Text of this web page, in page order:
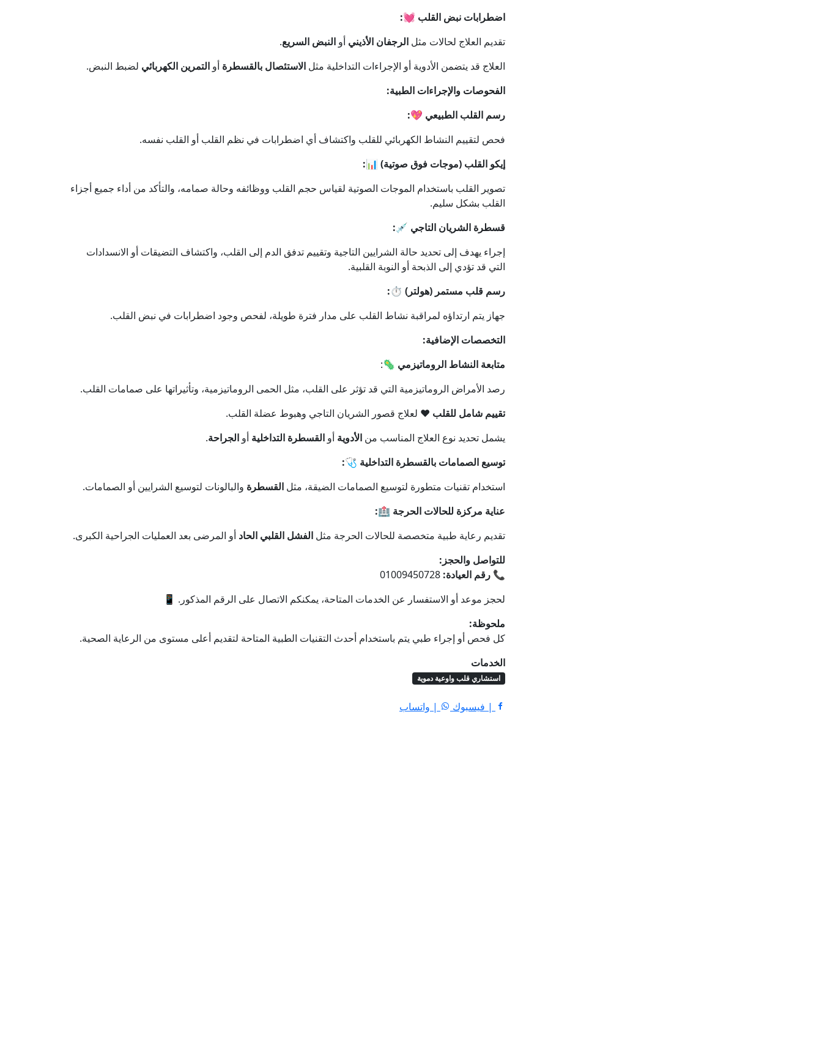
اضطرابات نبض القلب 💓:
تقديم العلاج لحالات مثل الرجفان الأذيني أو النبض السريع.
العلاج قد يتضمن الأدوية أو الإجراءات التداخلية مثل الاستئصال بالقسطرة أو التمرين الكهربائي لضبط النبض.
الفحوصات والإجراءات الطبية:
رسم القلب الطبيعي 💖:
فحص لتقييم النشاط الكهربائي للقلب واكتشاف أي اضطرابات في نظم القلب أو القلب نفسه.
إيكو القلب (موجات فوق صوتية) 📊:
تصوير القلب باستخدام الموجات الصوتية لقياس حجم القلب ووظائفه وحالة صمامه، والتأكد من أداء جميع أجزاء
القلب بشكل سليم.
قسطرة الشريان التاجي 💉:
إجراء يهدف إلى تحديد حالة الشرايين التاجية وتقييم تدفق الدم إلى القلب، واكتشاف التضيقات أو الانسدادات
التي قد تؤدي إلى الذبحة أو النوبة القلبية.
رسم قلب مستمر (هولتر) ⏱️:
جهاز يتم ارتداؤه لمراقبة نشاط القلب على مدار فترة طويلة، لفحص وجود اضطرابات في نبض القلب.
التخصصات الإضافية:
متابعة النشاط الروماتيزمي 🦠:
رصد الأمراض الروماتيزمية التي قد تؤثر على القلب، مثل الحمى الروماتيزمية، وتأثيراتها على صمامات القلب.
تقييم شامل للقلب ❤️ لعلاج قصور الشريان التاجي وهبوط عضلة القلب.
يشمل تحديد نوع العلاج المناسب من الأدوية أو القسطرة التداخلية أو الجراحة.
توسيع الصمامات بالقسطرة التداخلية 🩺:
استخدام تقنيات متطورة لتوسيع الصمامات الضيقة، مثل القسطرة والبالونات لتوسيع الشرايين أو الصمامات.
عناية مركزة للحالات الحرجة 🏥:
تقديم رعاية طبية متخصصة للحالات الحرجة مثل الفشل القلبي الحاد أو المرضى بعد العمليات الجراحية الكبرى.
للتواصل والحجز:
📞 رقم العيادة:
لحجز موعد أو الاستفسار عن الخدمات المتاحة، يمكنكم الاتصال على الرقم المذكور. 📱
ملحوظة:
كل فحص أو إجراء طبي يتم باستخدام أحدث التقنيات الطبية المتاحة لتقديم أعلى مستوى من الرعاية الصحية.
الخدمات
استشاري قلب واوعية دموية
| فيسبوك | واتساب